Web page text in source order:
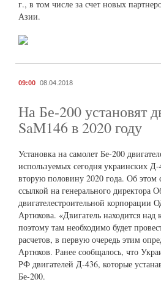
г., в том числе за счет новых
Азии.
09:00 08.04.2018
На Бе-200 установят
SaM146 в 2020 году
Установка на самолет Бе-200
используемых сегодня украинских
вторую половину 2020 года. Об этом
ссылкой на генерального директора
двигателестроительной корпорации
Артюхова. «Двигатель находится над
поэтому там необходимо будет
расчетов, в первую очередь этим
Артюхов. Ранее сообщалось, что
РФ двигателей Д-436, которые
Бе-200.